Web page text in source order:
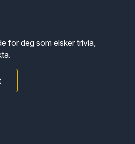
for deg som elsker trivia,